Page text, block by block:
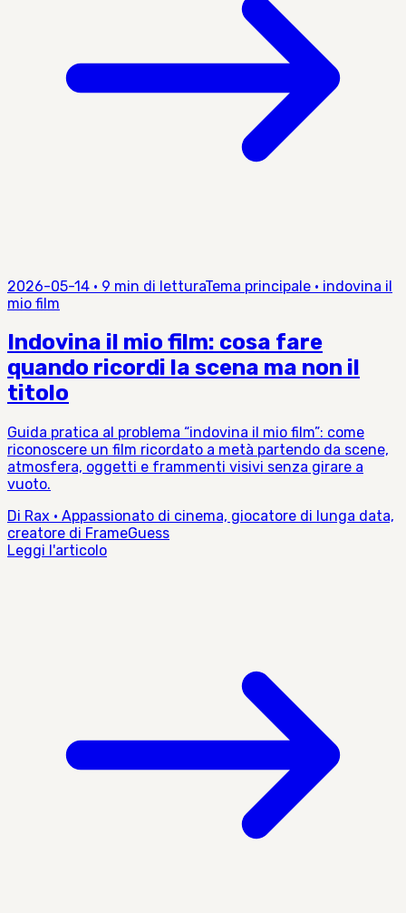
2026-05-14 · 9 min di letturaTema principale · indovina il
mio film
Indovina il mio film: cosa fare
quando ricordi la scena ma non il
titolo
Guida pratica al problema “indovina il mio film”: come
riconoscere un film ricordato a metà partendo da scene,
atmosfera, oggetti e frammenti visivi senza girare a
vuoto.
Di Rax · Appassionato di cinema, giocatore di lunga data,
creatore di FrameGuess
Leggi l'articolo